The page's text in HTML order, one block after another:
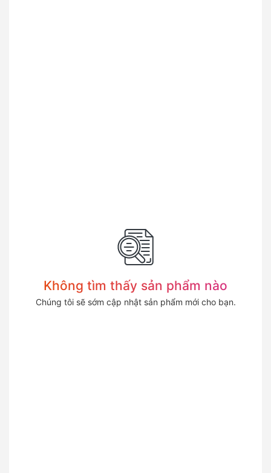
Không tìm thấy sản phẩm nào
Chúng tôi sẽ sớm cập nhật sản phẩm mới cho bạn.